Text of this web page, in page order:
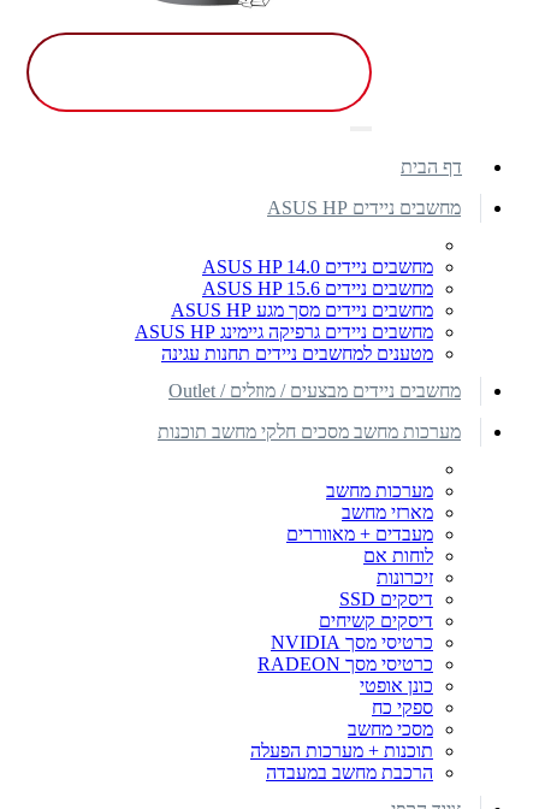
דף הבית
מחשבים ניידים ASUS HP
מחשבים ניידים ASUS HP 14.0
מחשבים ניידים ASUS HP 15.6
מחשבים ניידים מסך מגע ASUS HP
מחשבים ניידים גרפיקה גיימינג ASUS HP
מטענים למחשבים ניידים תחנות עגינה
מחשבים ניידים מבצעים / מוזלים / Outlet
מערכות מחשב מסכים חלקי מחשב תוכנות
מערכות מחשב
מארזי מחשב
מעבדים + מאווררים
לוחות אם
זיכרונות
דיסקים SSD
דיסקים קשיחים
כרטיסי מסך NVIDIA
כרטיסי מסך RADEON
כונן אופטי
ספקי כח
מסכי מחשב
תוכנות + מערכות הפעלה
הרכבת מחשב במעבדה